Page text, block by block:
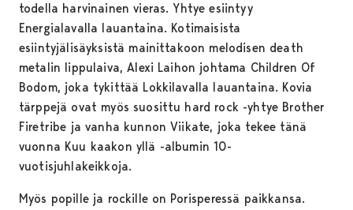
todella harvinainen vieras. Yhtye esiintyy
Energialavalla lauantaina. Kotimaisista
esiintyjälisäyksistä mainittakoon melodisen death
metalin lippulaiva, Alexi Laihon johtama Children Of
Bodom, joka tykittää Lokkilavalla lauantaina. Kovia
tärppejä ovat myös suosittu hard rock -yhtye Brother
Firetribe ja vanha kunnon Viikate, joka tekee tänä
vuonna Kuu kaakon yllä -albumin 10-
vuotisjuhlakeikkoja.
Myös popille ja rockille on Porisperessä paikkansa.